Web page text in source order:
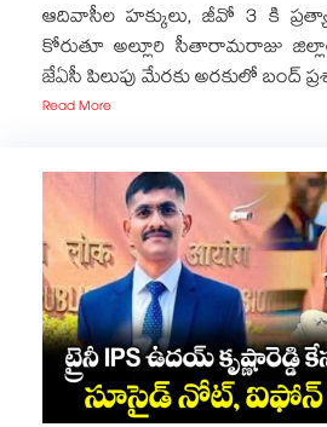
ఆదివాసీల హక్కులు, జీవో 3 కి
కోరుతూ అల్లూరి సీతారామరాజు
జేఏసీ పిలుపు మేరకు అరకులో బంద్
Read More